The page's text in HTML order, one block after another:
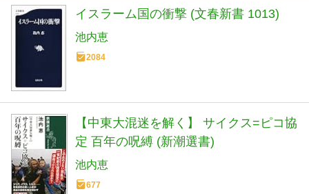
イスラーム国の衝撃 (文春新書 1013)
池内恵
2084
【中東大混迷を解く】 サイクス=ピコ協
定 百年の呪縛 (新潮選書)
池内恵
677